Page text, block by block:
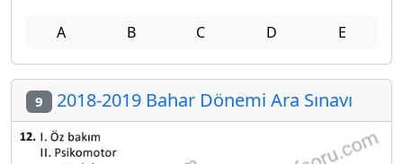
A B C D E
9 2018-2019 Bahar Dönemi Ara Sınavı